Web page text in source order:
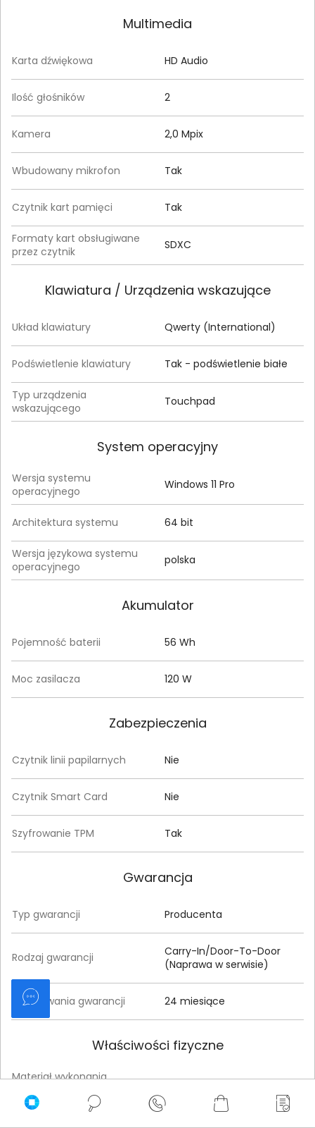
Multimedia
Karta dźwiękowa HD Audio
Ilość głośników 2
Kamera 2,0 Mpix
Wbudowany mikrofon Tak
Czytnik kart pamięci Tak
Formaty kart obsługiwane
przez czytnik
SDXC
Klawiatura / Urządzenia wskazujące
Układ klawiatury Qwerty (International)
Podświetlenie klawiatury Tak - podświetlenie białe
Typ urządzenia
wskazującego
Touchpad
System operacyjny
Wersja systemu
operacyjnego
Windows 11 Pro
Architektura systemu 64 bit
Wersja językowa systemu
operacyjnego
polska
Akumulator
Pojemność baterii 56 Wh
Moc zasilacza 120 W
Zabezpieczenia
Czytnik linii papilarnych Nie
Czytnik Smart Card Nie
Szyfrowanie TPM Tak
Gwarancja
Typ gwarancji Producenta
Rodzaj gwarancji
Carry-In/Door-To-Door
(Naprawa w serwisie)
Czas trwania gwarancji 24 miesiące
Właściwości fizyczne
Materiał wykonania
Aluminium